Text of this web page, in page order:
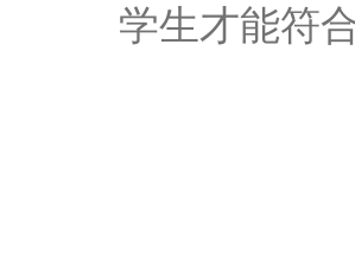
学生才能符